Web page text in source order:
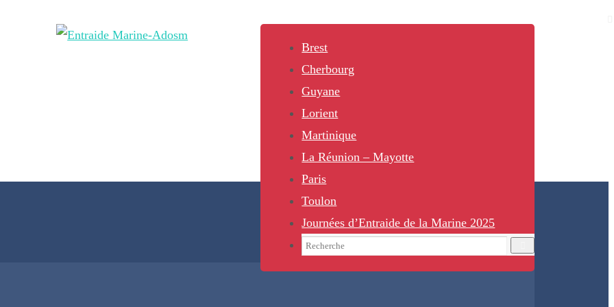
Brest
Cherbourg
Guyane
Lorient
Martinique
La Réunion – Mayotte
Paris
Toulon
Journées d’Entraide de la Marine 2025
Search